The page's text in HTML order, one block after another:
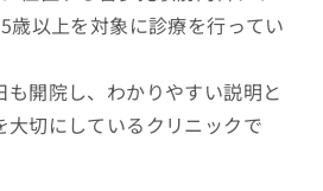
歳以上を対象に診療を行ってい
開院し、わかりやすい説明と
大切にしているクリニックで